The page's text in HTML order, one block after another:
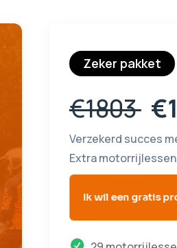
Zeker pakket
€1803
Verzekerd succes
Extra
Ik wil een gratis